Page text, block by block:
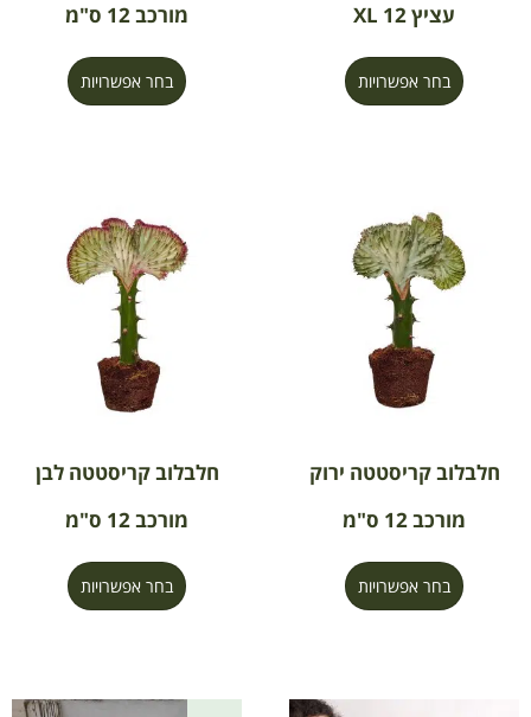
עציץ 12 XL
בחר אפשרויות
מורכב 12 ס"מ
בחר אפשרויות
חלבלוב קריסטטה ירוק
מורכב 12 ס"מ
בחר אפשרויות
חלבלוב קריסטטה לבן
מורכב 12 ס"מ
בחר אפשרויות